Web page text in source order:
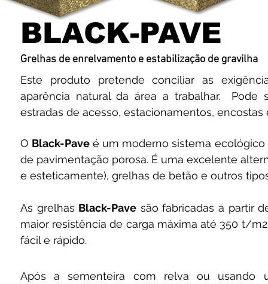
BLACK-PAVE
Grelhas de enrelvamento e estabilização de gravilha
Este produto pretende conciliar as
aparência natural da área a trabalhar. Pode
estradas de acesso, estacionamentos, encostas
O Black-Pave é um moderno sistema
de pavimentação porosa. É uma excelente
e esteticamente), grelhas de betão e outros
As grelhas Black-Pave são fabricadas a partir
maior resistência de carga máxima até 350 t/
fácil e rápido.
Após a sementeira com relva ou usando